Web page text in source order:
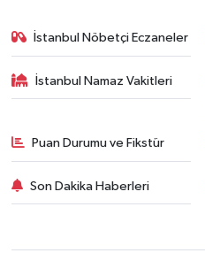
İstanbul Nöbetçi Eczaneler
İstanbul Namaz Vakitleri
Puan Durumu ve Fikstür
Son Dakika Haberleri